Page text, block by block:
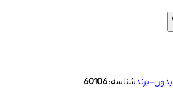
بدون-برندشناسه:60106